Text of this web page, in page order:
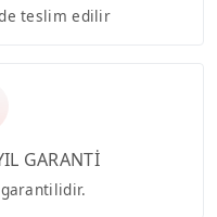
teslim edilir
GARANTİ